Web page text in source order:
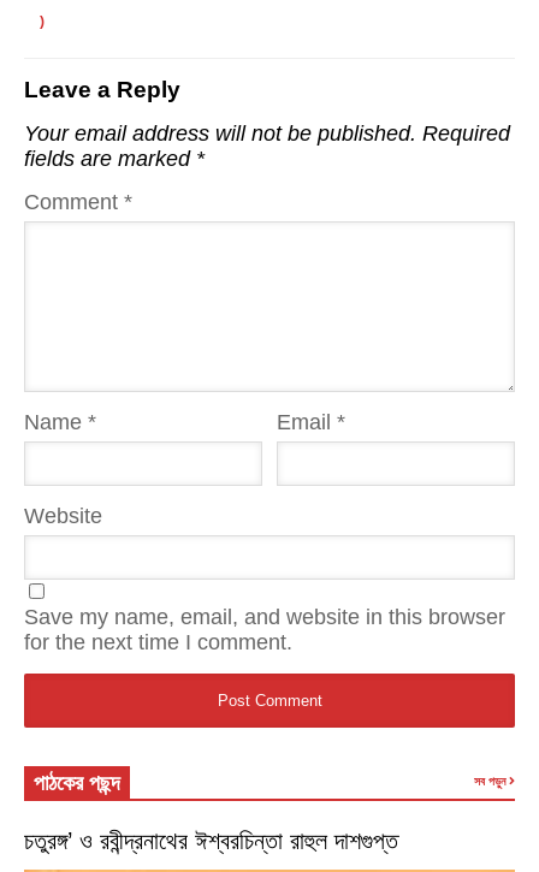
)
Leave a Reply
Your email address will not be published. Required
fields are marked *
Comment *
Name * Email*
Website
Save my name, email, and website in this browser
for the next time I comment.
পাঠকের পছন্দ সব পড়ুন
চতুরঙ্গ’ ও রবীন্দ্রনাথের ঈশ্বরচিন্তা রাহুল দাশগুপ্ত